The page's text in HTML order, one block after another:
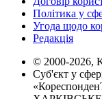
Політика у
Угода щодо
Редакція
© 2000-2026,
Суб'єкт у